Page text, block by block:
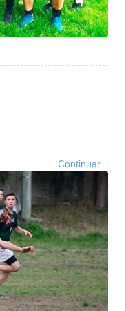
Continuar...